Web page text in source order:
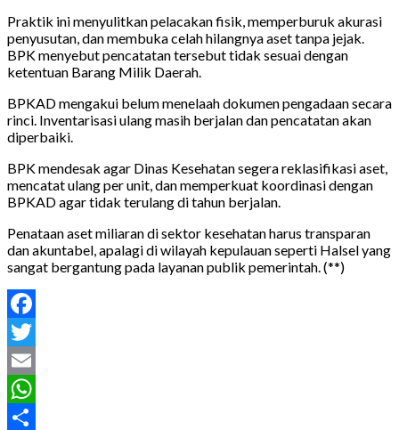
Praktik ini menyulitkan pelacakan fisik, memperburuk akurasi
penyusutan, dan membuka celah hilangnya aset tanpa jejak.
BPK menyebut pencatatan tersebut tidak sesuai dengan
ketentuan Barang Milik Daerah.
BPKAD mengakui belum menelaah dokumen pengadaan secara
rinci. Inventarisasi ulang masih berjalan dan pencatatan akan
diperbaiki.
BPK mendesak agar Dinas Kesehatan segera reklasifikasi aset,
mencatat ulang per unit, dan memperkuat koordinasi dengan
BPKAD agar tidak terulang di tahun berjalan.
Penataan aset miliaran di sektor kesehatan harus transparan
dan akuntabel, apalagi di wilayah kepulauan seperti Halsel yang
sangat bergantung pada layanan publik pemerintah. (**)
Facebook
Twitter
Email
WhatsApp